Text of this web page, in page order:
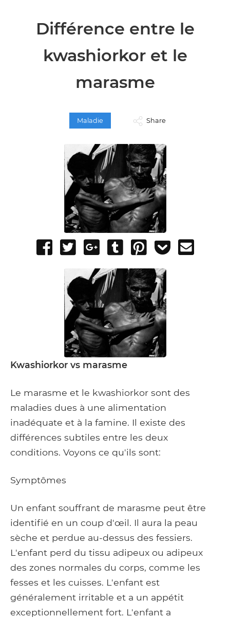
Différence entre le
kwashiorkor et le
marasme
Maladie Share
Share
Facebook
Tweet
Share
Google+
Post
Tumblr
Pin
Add
Kwashiorkor vs marasme
Le marasme et le kwashiorkor sont des
maladies dues à une alimentation
inadéquate et à la famine. Il existe des
différences subtiles entre les deux
conditions. Voyons ce qu'ils sont:
Symptômes
Un enfant souffrant de marasme peut être
identifié en un coup d'œil. Il aura la peau
sèche et perdue au-dessus des fessiers.
L'enfant perd du tissu adipeux ou adipeux
des zones normales du corps, comme les
fesses et les cuisses. L'enfant est
généralement irritable et a un appétit
exceptionnellement fort. L'enfant a